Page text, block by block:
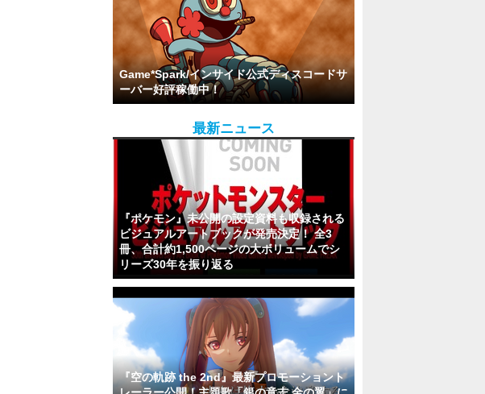
Game*Spark/インサイド公式ディスコードサ
ーバー好評稼働中！
最新ニュース
『ポケモン』未公開の設定資料も収録される
ビジュアルアートブックが発売決定！ 全3
冊、合計約1,500ページの大ボリュームでシ
リーズ30年を振り返る
『空の軌跡 the 2nd』最新プロモーショント